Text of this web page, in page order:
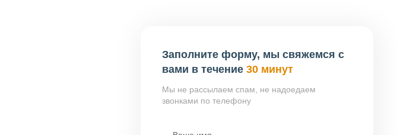
Заполните форму, мы свяжемся с
вами в течение 30 минут
Мы не рассылаем спам, не надоедаем
звонками по телефону